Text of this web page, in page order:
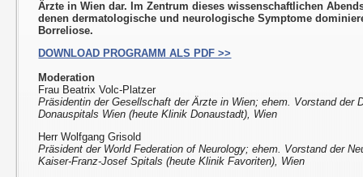
Ärzte in Wien dar. Im Zentrum dieses wissenschaftlichen
denen dermatologische und neurologische Symptome
Borreliose.
DOWNLOAD PROGRAMM ALS PDF >>
Moderation
Frau Beatrix Volc-Platzer
Präsidentin der Gesellschaft der Ärzte in Wien; ehem. Vorstand der
Donauspitals Wien (heute Klinik Donaustadt), Wien
Herr Wolfgang Grisold
Präsident der World Federation of Neurology; ehem. Vorstand der
Kaiser-Franz-Josef Spitals (heute Klinik Favoriten), Wien